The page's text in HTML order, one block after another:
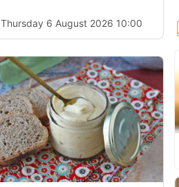
Thursday 6 August 2026 10:00